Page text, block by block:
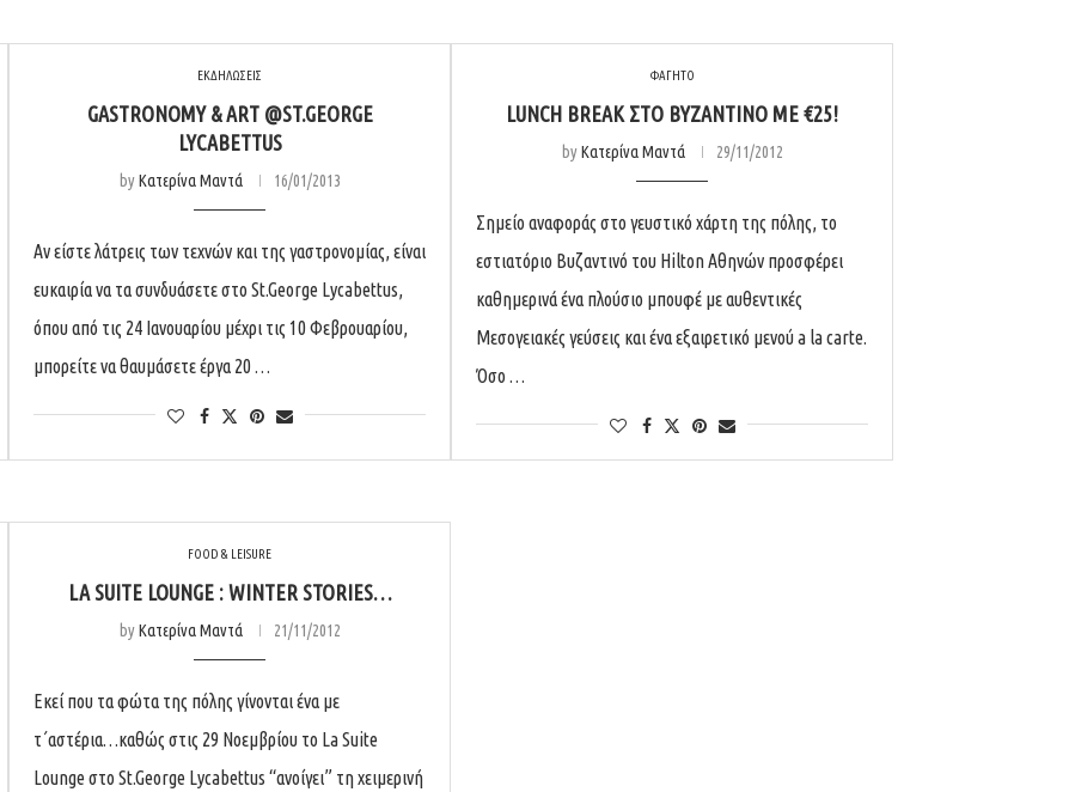
ΕΚΔΗΛΩΣΕΙΣ
GASTRONOMY & ART @ST.GEORGE
LYCABETTUS
byΚατερίνα Μαντά 16/01/2013
Αν είστε λάτρεις των τεχνών και της γαστρονομίας, είναι
ευκαιρία να τα συνδυάσετε στο St.George Lycabettus,
όπου από τις 24 Ιανουαρίου μέχρι τις 10 Φεβρουαρίου,
μπορείτε να θαυμάσετε έργα 20 …
ΦΑΓΗΤΟ
LUNCH BREAK ΣΤΟ ΒΥΖΑΝΤΙΝΌ ΜΕ €25!
byΚατερίνα Μαντά 29/11/2012
Σημείο αναφοράς στο γευστικό χάρτη της πόλης, το
εστιατόριο Βυζαντινό του Hilton Αθηνών προσφέρει
καθημερινά ένα πλούσιο μπουφέ με αυθεντικές
Μεσογειακές γεύσεις και ένα εξαιρετικό μενού a la carte.
Όσο …
FOOD & LEISURE
LA SUITE LOUNGE : WINTER STORIES…
byΚατερίνα Μαντά 21/11/2012
Εκεί που τα φώτα της πόλης γίνονται ένα με
τ΄αστέρια…καθώς στις 29 Νοεμβρίου το La Suite
Lounge στο St.George Lycabettus “ανοίγει” τη χειμερινή